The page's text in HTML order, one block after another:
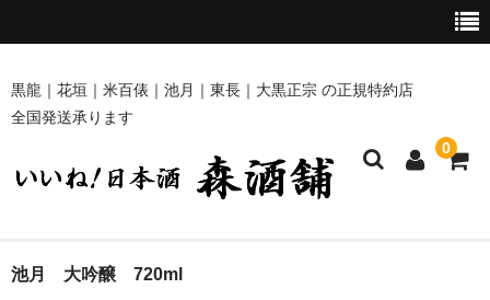
黒龍｜花垣｜米百俵｜池月｜東長｜大黒正宗 の正規特約店
全国発送承ります
0
ホーム
池月 大吟醸 720ml